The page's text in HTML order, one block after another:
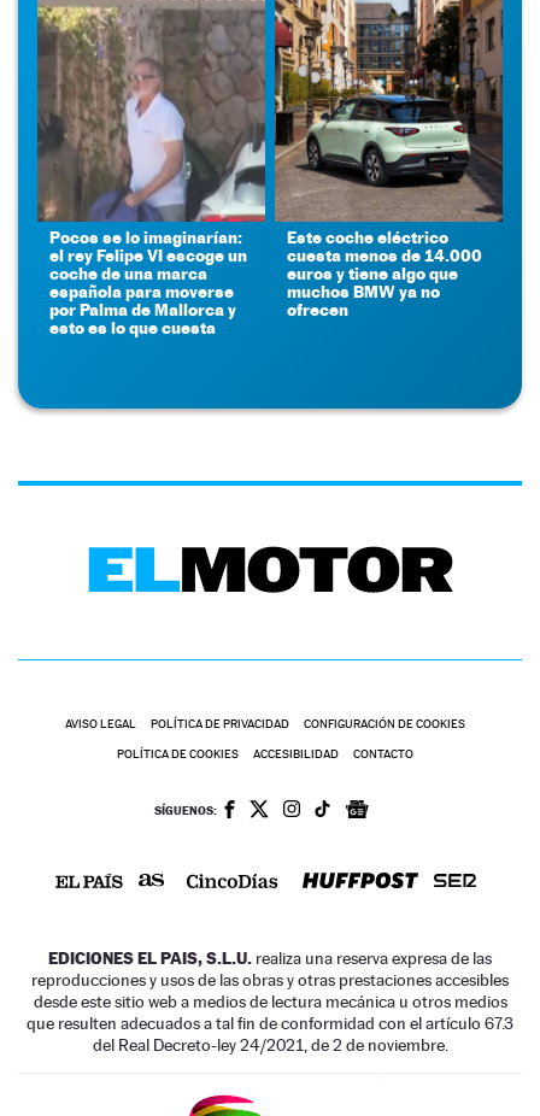
Pocos se lo imaginarían:
el rey Felipe VI escoge un
coche de una marca
española para moverse
por Palma de Mallorca y
esto es lo que cuesta
Este coche eléctrico
cuesta menos de 14.000
euros y tiene algo que
muchos BMW ya no
ofrecen
AVISO LEGAL POLÍTICA DE PRIVACIDAD CONFIGURACIÓN DE COOKIES
POLÍTICA DE COOKIES ACCESIBILIDAD CONTACTO
SÍGUENOS:
EDICIONES EL PAIS, S.L.U. realiza una reserva expresa de las
reproducciones y usos de las obras y otras prestaciones accesibles
desde este sitio web a medios de lectura mecánica u otros medios
que resulten adecuados a tal fin de conformidad con el artículo 67.3
del Real Decreto-ley 24/2021, de 2 de noviembre.